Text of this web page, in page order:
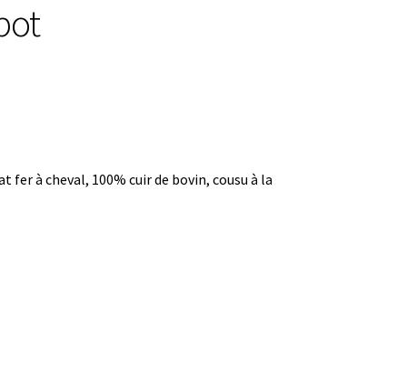
à cheval, 100% cuir de bovin, cousu à la